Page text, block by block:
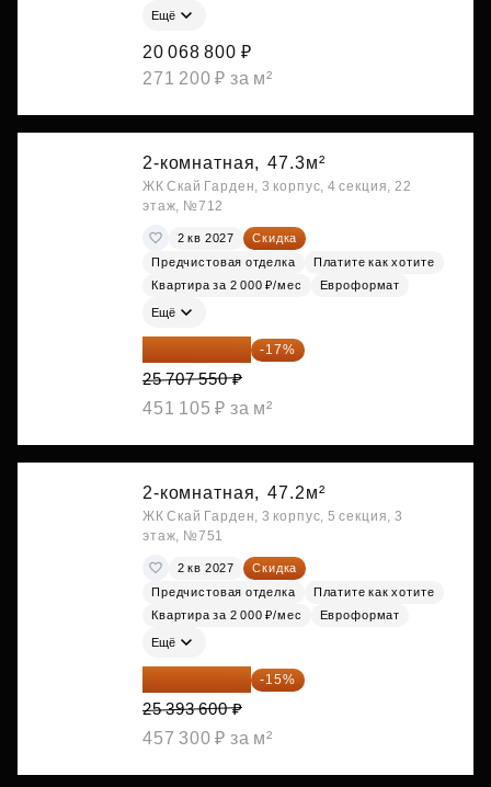
Ещё
20 068 800 ₽
271 200 ₽ за м²
2-комнатная, 47.3м²
ЖК Скай Гарден, 3 корпус, 4 секция, 22
этаж, №712
2 кв 2027
Скидка
Предчистовая отделка
Платите как хотите
Квартира за 2 000 ₽/мес
Евроформат
Ещё
21 337 267 ₽ -17%
25 707 550 ₽
451 105 ₽ за м²
2-комнатная, 47.2м²
ЖК Скай Гарден, 3 корпус, 5 секция, 3
этаж, №751
2 кв 2027
Скидка
Предчистовая отделка
Платите как хотите
Квартира за 2 000 ₽/мес
Евроформат
Ещё
21 584 560 ₽ -15%
25 393 600 ₽
457 300 ₽ за м²